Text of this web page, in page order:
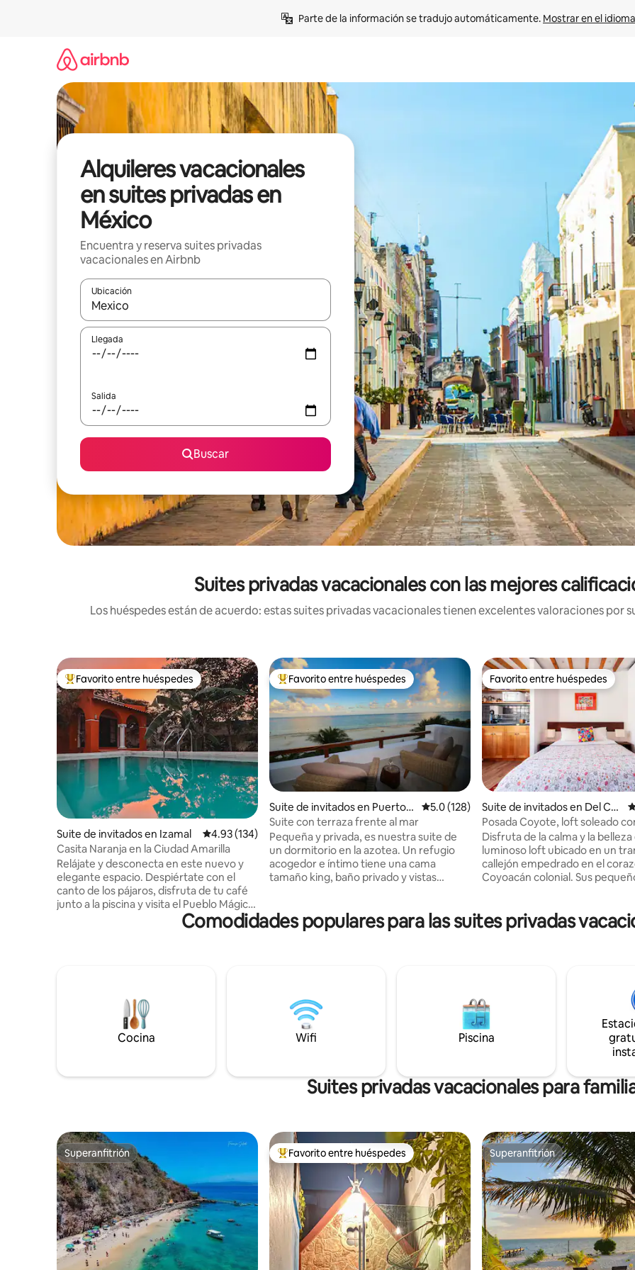
Parte de la información se tradujo automáticamente. Mostrar en el
Alquileres vacacionales
en suites privadas en
México
Encuentra y reserva suites privadas
vacacionales en Airbnb
Ubicación
Cuando los resultados estén disponibles, navega con las teclas de flecha hacia arriba y hacia abajo o explora con el
Llegada
Salida
Buscar
Suites privadas vacacionales con las mejores
Los huéspedes están de acuerdo: estas suites privadas vacacionales tienen excelentes valoraciones por
Favorito entre huéspedes preferido
Favorito entre huéspedes
Suite de invitados en Izamal Calificación promedio: 4.93 de 5, 134 reseñas
4.93 (134)
Casita Naranja en la Ciudad Amarilla
Relájate y desconecta en este nuevo y
elegante espacio. Despiértate con el
canto de los pájaros, disfruta de tu café
junto a la piscina y visita el Pueblo Mágico
cuando quieras. La famosa pirámide y
convento de Zamna se encuentran a 20
cocina local. Estamos a una hora de
Mérida, a una hora de la playa y a una
hora de una multitud de cenotes. ¡El Tren
Maya abrirá pronto y estamos en la ruta!
Favorito entre huéspedes preferido
Favorito entre huéspedes
Suite de invitados en Puerto
Morelos
Calificación promedio: 5.0 de 5, 128 reseñas
5.0 (128)
Suite con terraza frente al mar
Pequeña y privada, es nuestra suite de
un dormitorio en la azotea. Un refugio
acogedor e íntimo tiene una cama
tamaño king, baño privado y vistas
cafetera, TV de pantalla plana y te
proporcionamos agua embotellada para
sol sobre el horizonte y la playa cobra
vida. Dos personas; ¡una escapada
perfecta!
Favorito entre huéspedes
Favorito entre huéspedes
Suite de invitados en Del Car
men
Posada Coyote, loft soleado
en Coyoacán
Disfruta de la calma y la
luminoso loft ubicado en un
callejón empedrado en el
Coyoacán colonial. Sus
relájate en la terraza después
agitado en la ciudad. El loft
bares en el centro de
estaciones de metro/metrobús.
incluye el Museo Frida Khalo.
Comodidades populares para las suites privadas
Cocina Wifi Piscina
Suites privadas vacacionales para
Superanfitrión
Superanfitrión Favorito entre huéspedes preferido
Favorito entre huéspedes Superanfitrión
Superanfitrión